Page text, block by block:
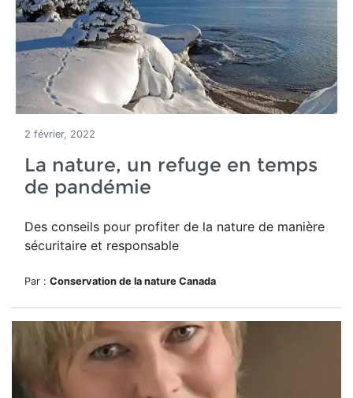
2 février, 2022
La nature, un refuge en temps
de pandémie
Des conseils pour profiter de la nature de manière
sécuritaire et responsable
Par : Conservation de la nature Canada